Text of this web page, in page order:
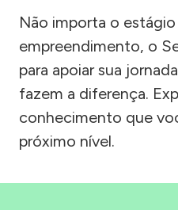
Não importa o
empreendimento, o
para apoiar sua
fazem a diferença.
conhecimento que
próximo nível.